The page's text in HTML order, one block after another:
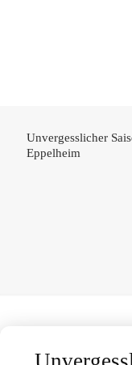
Unvergesslicher
Eppelheim